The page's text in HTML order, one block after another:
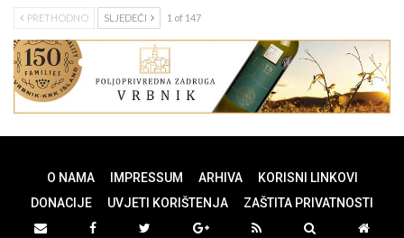
PRETHODNO SLJEDEĆI 1 of 147
O NAMA IMPRESSUM ARHIVA
KORISNI LINKOVI
DONACIJE
UVJETI KORIŠTENJA ZAŠTITA PRIVATNOSTI